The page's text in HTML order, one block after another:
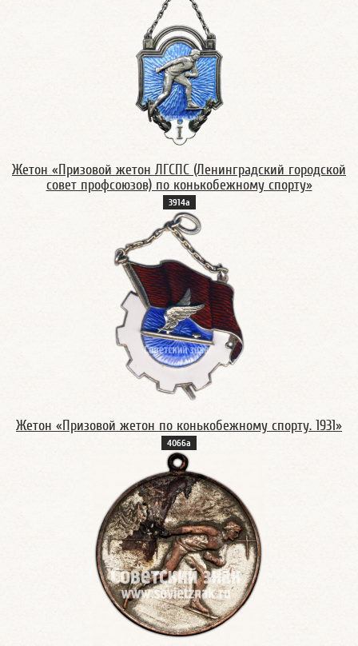
Жетон «Призовой жетон ЛГСПС (Ленинградский городской
совет профсоюзов) по конькобежному спорту»
3914а
Жетон «Призовой жетон по конькобежному спорту. 1931»
4066а